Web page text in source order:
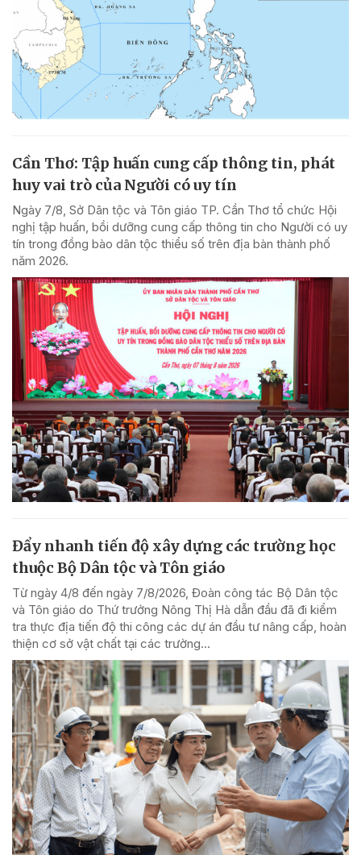
Cần Thơ: Tập huấn cung cấp thông tin, phát
huy vai trò của Người có uy tín
Ngày 7/8, Sở Dân tộc và Tôn giáo TP. Cần Thơ tổ chức Hội
nghị tập huấn, bồi dưỡng cung cấp thông tin cho Người có uy
tín trong đồng bào dân tộc thiểu số trên địa bàn thành phố
năm 2026.
Đẩy nhanh tiến độ xây dựng các trường học
thuộc Bộ Dân tộc và Tôn giáo
Từ ngày 4/8 đến ngày 7/8/2026, Đoàn công tác Bộ Dân tộc
và Tôn giáo do Thứ trưởng Nông Thị Hà dẫn đầu đã đi kiểm
tra thực địa tiến độ thi công các dự án đầu tư nâng cấp, hoàn
thiện cơ sở vật chất tại các trường...